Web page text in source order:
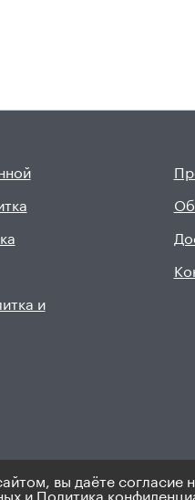
и
публичной офертой.
вы даёте согласие
и Политика